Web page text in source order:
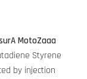
MotoZaaa
Styrene
by injection